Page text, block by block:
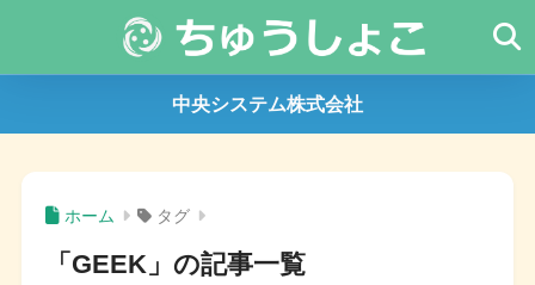
中央システム株式会社
ホーム タグ
「GEEK」の記事一覧